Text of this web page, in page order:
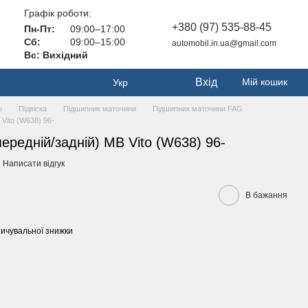
Графік роботи:
Пн-Пт:
09:00–17:00
Сб:
09:00–15:00
Вс: Вихідний
+380 (97) 535-88-45
automobil.in.ua@gmail.com
Укр Вхід Мій кошик
Підвіска Підшипник маточини
Підшипник маточини FAG
Vito (W638) 96-
задній) MB Vito (W638) 96-
Написати відгук
В бажання
знижки